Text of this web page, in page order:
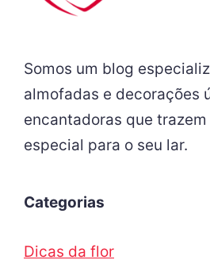
Somos um blog
almofadas e decorações
encantadoras que
especial para o seu lar.
Categorias
Dicas da flor